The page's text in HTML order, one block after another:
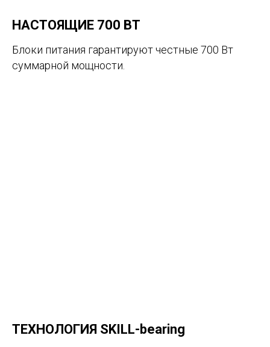
НАСТОЯЩИЕ 700 ВТ
Блоки питания гарантируют честные 700 Вт
суммарной мощности.
ТЕХНОЛОГИЯ SKILL-bearing